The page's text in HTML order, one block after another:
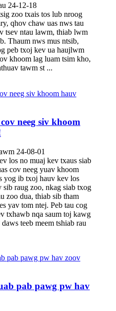
24-12-18
zoo txais tos lub nroog
qhov chaw uas nws tau
tsev ntau lawm, thiab lwm
Thaum nws mus ntsib,
peb txoj kev ua haujlwm
khoom lag luam tsim kho,
tawm st ...
neeg siv khoom
24-08-01
los no muaj kev txaus siab
cov neeg yuav khoom
yog ib txoj hauv kev los
raug zoo, nkag siab txog
zoo dua, thiab sib tham
yav tom ntej. Peb tau cog
txhawb nqa saum toj kawg
teeb meem tshiab rau
pab pawg pw hav